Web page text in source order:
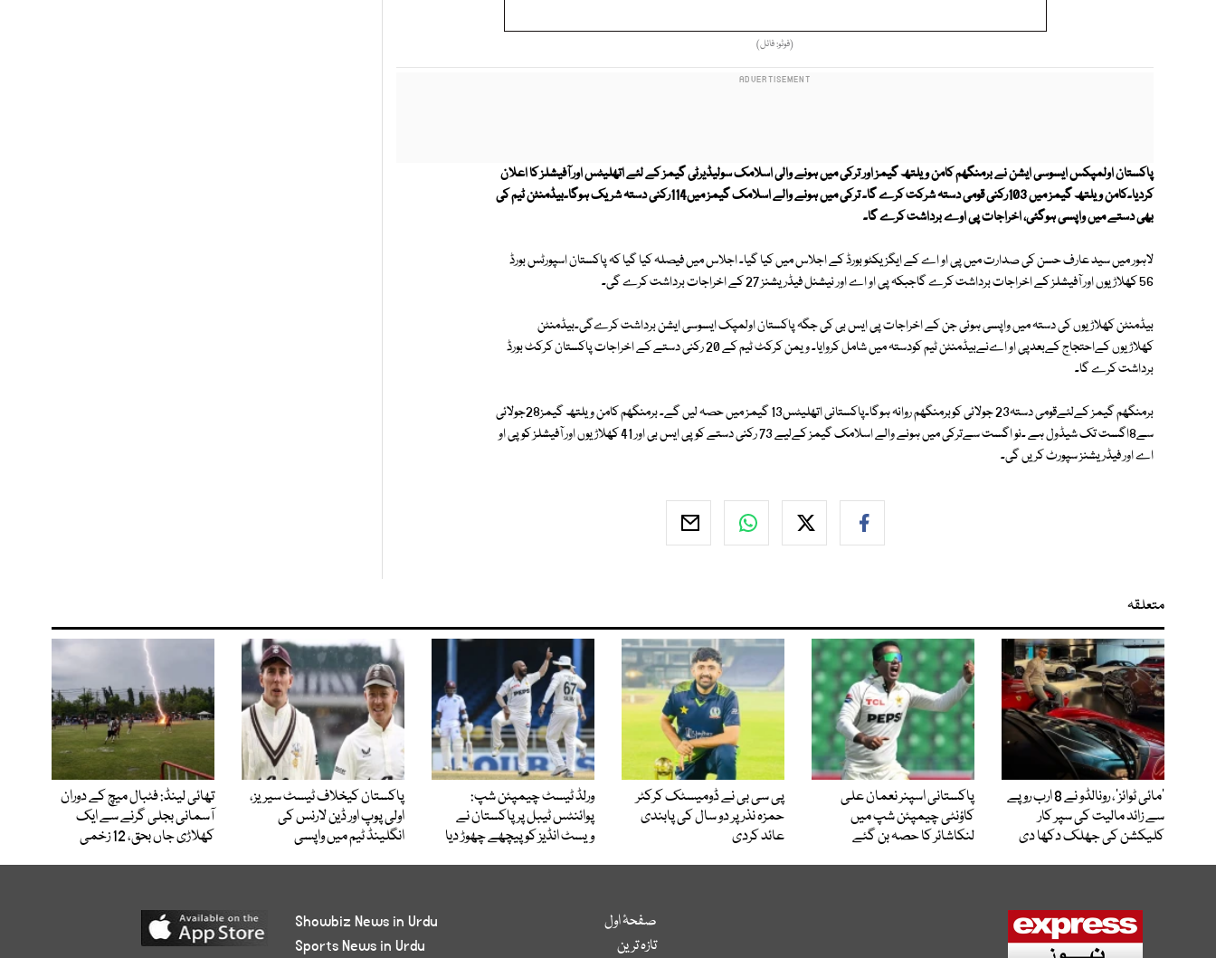
(فوٹو: فائل)
پاکستان اولمپکس ایسوسی ایشن نے برمنگھم کامن ویلتھ گیمز اور ترکی میں ہونے والی اسلامک سولیڈیرٹی گیمز کے لئے اتھلیٹس اور آفیشلز کا اعلان
کردیا۔کامن ویلتھ گیمز میں 103رکنی قومی دستہ شرکت کرے گا۔ ترکی میں ہونے والے اسلامک گیمز میں114رکنی دستہ شریک ہوگا۔بیڈمنٹن ٹیم کی
بھی دستے میں واپسی ہوگئی، اخراجات پی اوے برداشت کرے گا۔
لاہور میں سید عارف حسن کی صدارت میں پی او اے کے ایگزیکٹو بورڈ کے اجلاس میں کیا گیا۔ اجلاس میں فیصلہ کیا گیا کہ پاکستان اسپورٹس بورڈ
56 کھلاڑیوں اور آفیشلز کے اخراجات برداشت کرے گاجبکہ پی او اے اور نیشنل فیڈریشنز 27 کے اخراجات برداشت کرے گی۔
بیڈمنٹن کھلاڑیوں کی دستہ میں واپسی ہوئی جن کے اخراجات پی ایس بی کی جگہ پاکستان اولمپک ایسوسی ایشن برداشت کرےگی۔بیڈمنٹن
کھلاڑیوں کےاحتجاج کےبعدپی او اےنےبیڈمنٹن ٹیم کودستہ میں شامل کروایا۔ ویمن کرکٹ ٹیم کے 20 رکنی دستے کے اخراجات پاکستان کرکٹ بورڈ
برداشت کرے گا۔
برمنگھم گیمز کےلئےقومی دستہ23 جولائی کوبرمنگھم روانہ ہوگا۔پاکستانی اتھلیٹس13 گیمز میں حصہ لیں گے۔ برمنگھم کامن ویلتھ گیمز28جولائی
سے8اگست تک شیڈول ہے ۔نو اگست سےترکی میں ہونے والے اسلامک گیمز کےلیے 73 رکنی دستے کو پی ایس بی اور 41 کھلاڑیوں اور آفیشلز کو پی او
اے اور فیڈریشنز سپورٹ کریں گی۔
متعلقہ
’مائی ٹوائز‘، رونالڈو نے 8 ارب روپے
سے زائد مالیت کی سپر کار
کلیکشن کی جھلک دکھا دی
پاکستانی اسپنر نعمان علی
کاؤنٹی چیمپئن شپ میں
لنکاشائر کا حصہ بن گئے
پی سی بی نے ڈومیسٹک کرکٹر
حمزہ نذر پر دو سال کی پابندی
عائد کردی
ورلڈ ٹیسٹ چیمپئن شپ:
پوائنٹس ٹیبل پر پاکستان نے
ویسٹ انڈیز کو پیچھے چھوڑ دیا
پاکستان کیخلاف ٹیسٹ سیریز،
اولی پوپ اور ڈین لارنس کی
انگلینڈ ٹیم میں واپسی
تھائی لینڈ: فٹبال میچ کے دوران
آسمانی بجلی گرنے سے ایک
کھلاڑی جاں بحق، 12 زخمی
صفحۂ اول
تازہ ترین
Showbiz News in Urdu
Sports News in Urdu